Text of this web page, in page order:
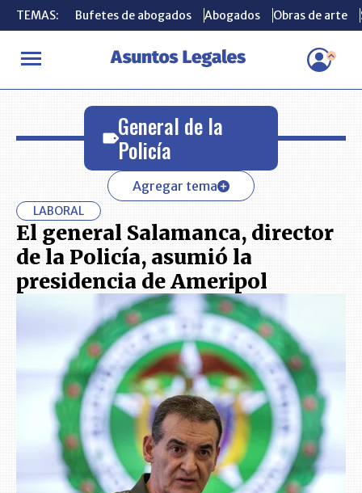
TEMAS: Bufetes de abogados Abogados Obras de arte
INICIO General de la Policía
TEMAS: Bufetes de abogados Abogados Obras de arte
General de la
Policía
Agregar tema
LABORAL
El general Salamanca, director
de la Policía, asumió la
presidencia de Ameripol